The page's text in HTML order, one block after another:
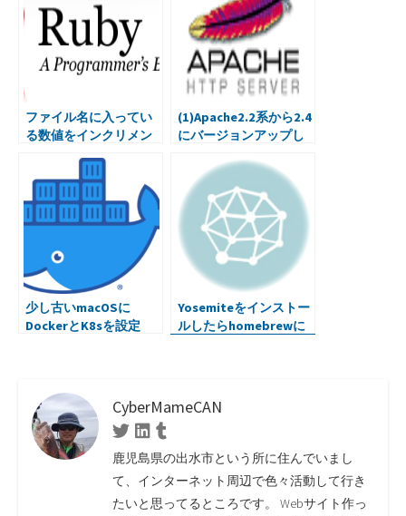
ファイル名に入ってい
る数値をインクリメン
(1)Apache2.2系から2.4
にバージョンアップし
少し古いmacOSに
DockerとK8sを設定
Yosemiteをインストー
ルしたらhomebrewに
CyberMameCAN
TwitterLinkedin
鹿児島県の出水市という所に住んでいまし
て、インターネット周辺で色々活動して行き
たいと思ってるところです。 Webサイト作っ